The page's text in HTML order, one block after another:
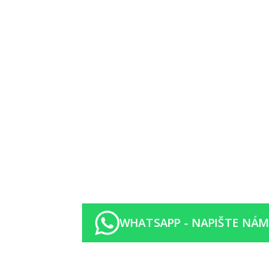
jednou denně
WHATSAPP - NAPIŠTE NÁM